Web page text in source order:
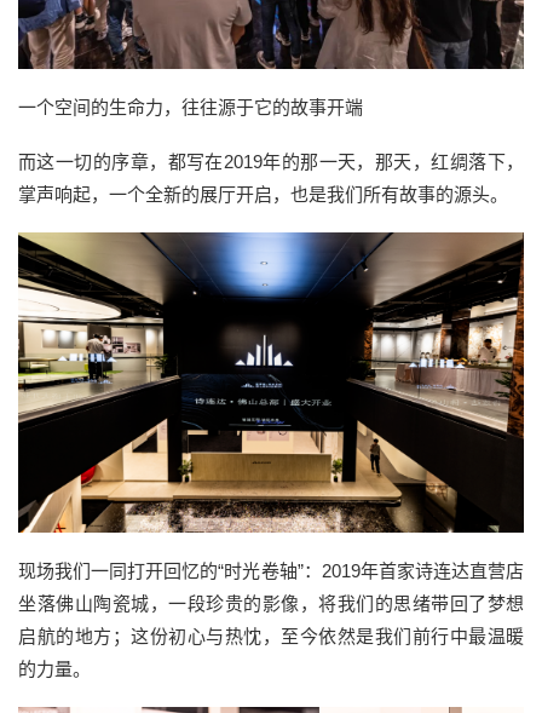
一个空间的生命力，往往源于它的故事开端
而这一切的序章，都写在2019年的那一天，那天，红绸落下，
掌声响起，一个全新的展厅开启，也是我们所有故事的源头。
现场我们一同打开回忆的“时光卷轴”：2019年首家诗连达直营店
坐落佛山陶瓷城，一段珍贵的影像，将我们的思绪带回了梦想
启航的地方；这份初心与热忱，至今依然是我们前行中最温暖
的力量。